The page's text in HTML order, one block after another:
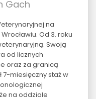
Gach
na
Od 3. roku
Swoją
od licznych
oraz za granicą
7-miesięczny staż w
na oddziale